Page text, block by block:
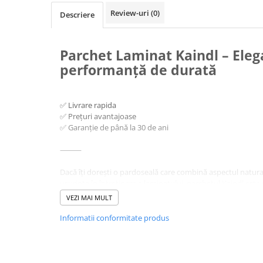
Descriere Review-uri (0)
Parchet Laminat Kaindl –
performanță de durată
✅ Livrare rapida
✅ Prețuri avantajoase
✅ Garanție de până la 30 de ani
⸻
Dacă îți dorești o pardoseală care combină aspectul
Austria, acest parchet se evidențiază prin finisaje de
variată de decoruri moderne sau clasice.
VEZI MAI MULT
Informatii conformitate produs